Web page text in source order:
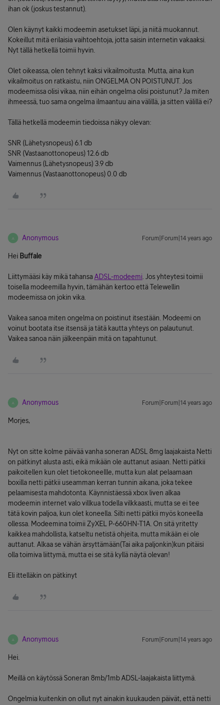
ihan ok (joskus testannut).
Olen käynyt kaikki modeemin asetukset läpi, ja niitä muokannut.
Kokeillut mitä erilaisia vaihtoehtoja, jotta saisin internetin vakaaksi.
Nyt tällä hetkellä toimii hyvin.
Olet oikeassa, olen tehnyt kaksi vikailmoitusta. Mutta, aina kun
vikailmoitus on ratkaistu, niin ONGELMA ON POISTUNUT. Jos
modeemissa olisi vikaa, niin eihän ongelma olisi poistunut? Ja miten
ihmeessä, tuo sama ongelma ilmaantuu aina välillä, ja sitten välillä ei?
Tällä hetkellä modeemin tiedoissa näkyy olevan:
SNR (Lähetysnopeus) 6.1 db
SNR (Vastaanottonopeus) 12.6 db
Vaimennus (Lähetysnopeus) 3.9 db
Vaimennus (Vastaanottonopeus) 0.0 db
A Anonymous Forum|Forum|14 years ago
Hei Buffale
Liittymääsi käy mikä tahansaADSL-modeemi . Jos yhteytesi toimii
toisella modeemilla hyvin, tämähän kertoo että Telewellin
modeemissa on jokin vika.
Vaikea sanoa miten ongelma on poistinut itsestään. Modeemi on
voinut bootata itse itsensä ja tätä kautta yhteys on palautunut.
Vaikea sanoa näin jälkeenpäin mitä on tapahtunut.
A Anonymous Forum|Forum|14 years ago
Morjes,
Nyt on sitte kolme päivää vanha soneran ADSL 8mg laajakaista Netti
on pätkinyt alusta asti, eikä mikään ole auttanut asiaan. Netti pätkii
paikoitellen kun olet tietokoneellle, mutta kun alat pelaamaan
boxilla netti pätkii useamman kerran tunnin aikana, joka tekee
pelaamisesta mahdotonta. Käynnistäessä xbox liven alkaa
modeemin internet valo villkua todella vilkkaasti, mutta se ei tee
tätä kovin paljoa, kun olet koneella. Silti netti pätkii myös koneella
ollessa. Modeemina toimii ZyXEL P-660HN-T1A. On sitä yritetty
kaikkea mahdollista, katseltu netistä ohjeita, mutta mikään ei ole
auttanut. Alkaa se vähän ärsyttämään(Tai aika paljonkin)kun pitäisi
olla toimiva liittymä, mutta ei se sitä kyllä näytä olevan!
Eli ittelläkin on pätkinyt
A Anonymous Forum|Forum|14 years ago
Hei.
Meillä on käytössä Soneran 8mb/1mb ADSL-laajakaista liittymä.
Ongelmia kuitenkin on ollut nyt ainakin kuukauden päivät, että netti